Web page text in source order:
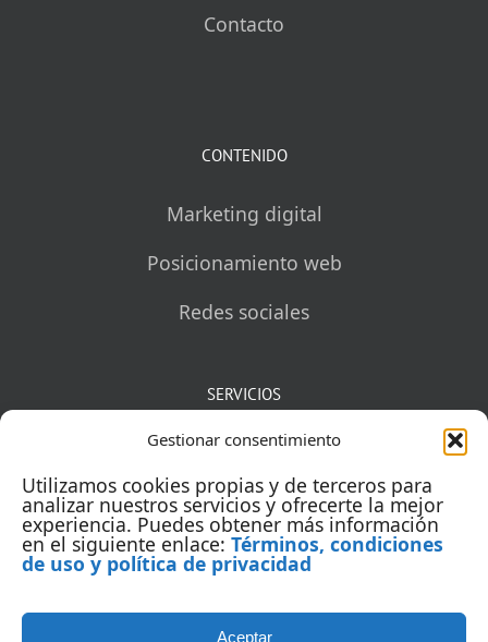
Gestionar consentimiento
Utilizamos cookies propias y de terceros para
analizar nuestros servicios y ofrecerte la mejor
experiencia. Puedes obtener más información
en el siguiente enlace: Términos, condiciones
de uso y política de privacidad
Aceptar
Contacto
CONTENIDO
Marketing digital
Posicionamiento web
Redes sociales
SERVICIOS
Mentorías
Auditorías
Capacitación